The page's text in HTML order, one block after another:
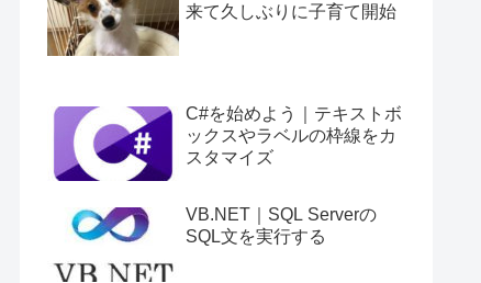
来て久しぶりに子育て開始
C#を始めよう｜テキストボ
ックスやラベルの枠線をカ
スタマイズ
VB.NET｜SQL Serverの
SQL文を実行する